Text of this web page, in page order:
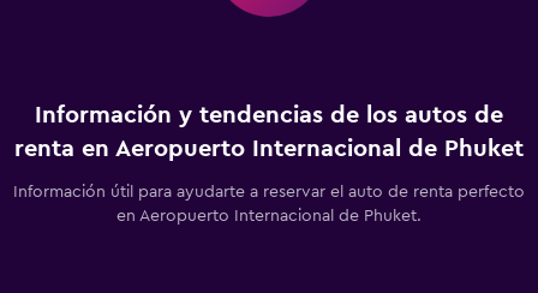
Información y tendencias de los autos de
renta en Aeropuerto Internacional de Phuket
Información útil para ayudarte a reservar el auto de renta perfecto
en Aeropuerto Internacional de Phuket.